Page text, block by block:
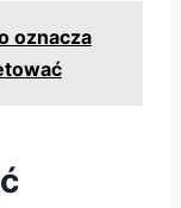
oznacza